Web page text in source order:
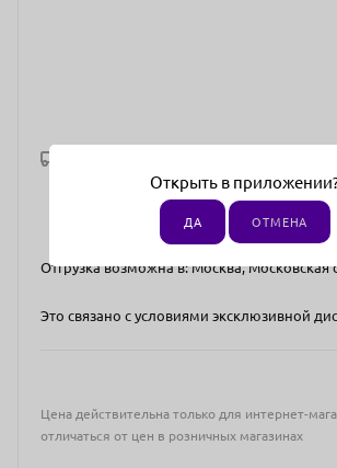
Отгрузка возможна в: Москва, Московская
Это связано с условиями эксклюзивной
Цена действительна только для интернет-
отличаться от цен в розничных магазинах
Открыть в
ДА ОТМЕНА